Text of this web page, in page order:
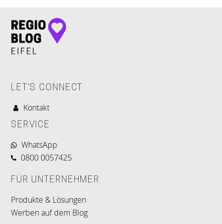
LET'S CONNECT
Kontakt
SERVICE
WhatsApp
0800 0057425
FÜR UNTERNEHMER
Produkte & Lösungen
Werben auf dem Blog